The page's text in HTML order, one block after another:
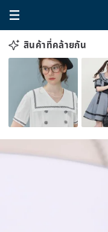
สินค้าที่คล้ายกัน